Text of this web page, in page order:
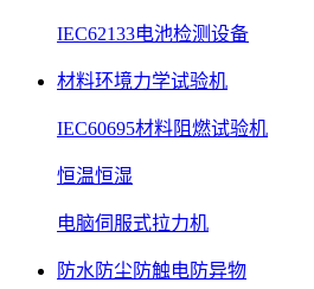
IEC62133电池检测设备
材料环境力学试验机
IEC60695材料阻燃试验机
恒温恒湿
电脑伺服式拉力机
防水防尘防触电防异物